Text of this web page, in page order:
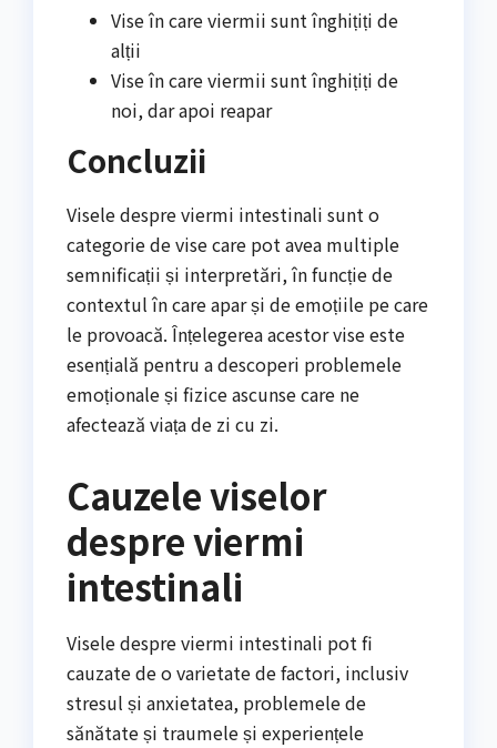
Vise în care viermii sunt înghițiți de
alții
Vise în care viermii sunt înghițiți de
noi, dar apoi reapar
Concluzii
Visele despre viermi intestinali sunt o
categorie de vise care pot avea multiple
semnificații și interpretări, în funcție de
contextul în care apar și de emoțiile pe care
le provoacă. Înțelegerea acestor vise este
esențială pentru a descoperi problemele
emoționale și fizice ascunse care ne
afectează viața de zi cu zi.
Cauzele viselor
despre viermi
intestinali
Visele despre viermi intestinali pot fi
cauzate de o varietate de factori, inclusiv
stresul și anxietatea, problemele de
sănătate și traumele și experiențele